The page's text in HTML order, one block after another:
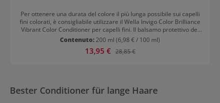
Per ottenere una durata del colore il più lunga possibile sui capelli
fini colorati, è consigliabile utilizzare il Wella Invigo Color Brilliance
Vibrant Color Conditioner per capelli fini. Il balsamo protettivo del
colore risponde specificamente alle esigenze delle strutture
capillari fini e garantisce non solo una lunga brillantezza del colore,
ma anche un intenso lucentezza e una luminosità radiosa. I capelli
come il primo giorno dopo la colorazione.
Contenuto:200 ml (6,98 € / 100 ml)
Prezzo di vendita:
13,95 € Prezzo normale:
28,85 €
Bester Conditioner für lange Haare